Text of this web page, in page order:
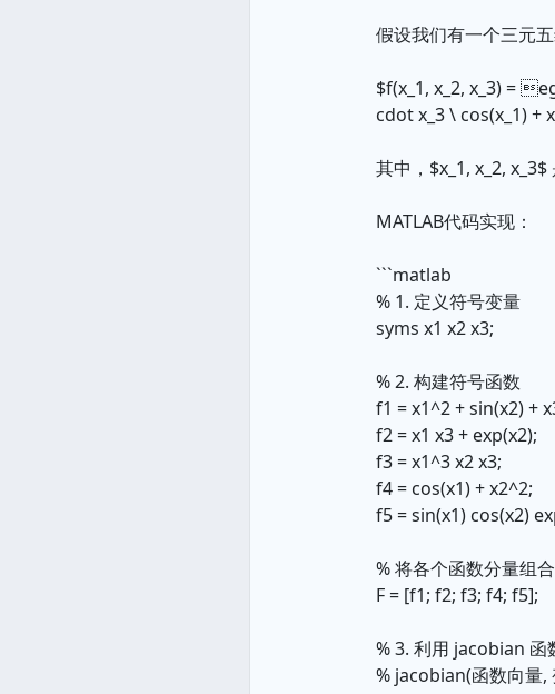
假设我们有一个三元
$f(x_1, x_2, x_3) =
cdot x_3 \ cos(x_1) +
其中，$x_1, x_2, x_3$
MATLAB代码实现：
```matlab
% 1. 定义符号变量
syms x1 x2 x3;
% 2. 构建符号函数
f1 = x1^2 + sin(x2) +
f2 = x1 x3 + exp(x2);
f3 = x1^3 x2 x3;
f4 = cos(x1) + x2^2;
f5 = sin(x1) cos(x2)
% 将各个函数分量组
F = [f1; f2; f3; f4; f5];
% 3. 利用 jacobian 函
% jacobian(函数向量,